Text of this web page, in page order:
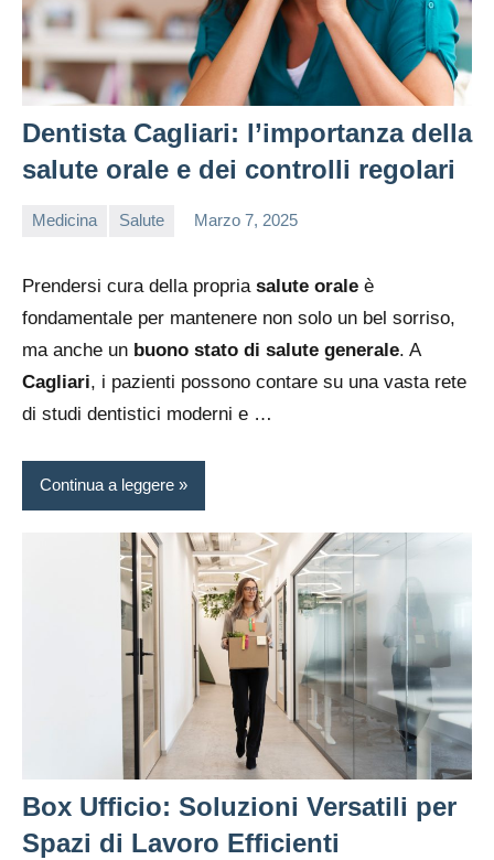
Dentista Cagliari: l’importanza della
salute orale e dei controlli regolari
Medicina Salute Marzo 7, 2025
Prendersi cura della propria salute orale è
fondamentale per mantenere non solo un bel sorriso,
ma anche un buono stato di salute generale. A
Cagliari, i pazienti possono contare su una vasta rete
di studi dentistici moderni e …
Continua a leggere
Box Ufficio: Soluzioni Versatili per
Spazi di Lavoro Efficienti